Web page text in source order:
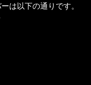
は以下の通りです。